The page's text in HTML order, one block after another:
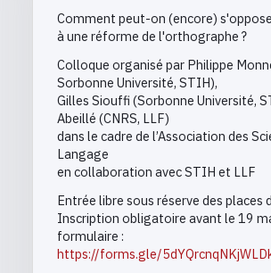
Comment peut-on (encore)
à une réforme de l'orthographe ?
Colloque organisé par Philippe
Sorbonne Université, STIH),
Gilles Siouffi (Sorbonne Université,
Abeillé (CNRS, LLF)
dans le cadre de l’Association des
Langage
en collaboration avec STIH et LLF
Entrée libre sous réserve des places
Inscription obligatoire avant le 19
formulaire :
https://forms.gle/